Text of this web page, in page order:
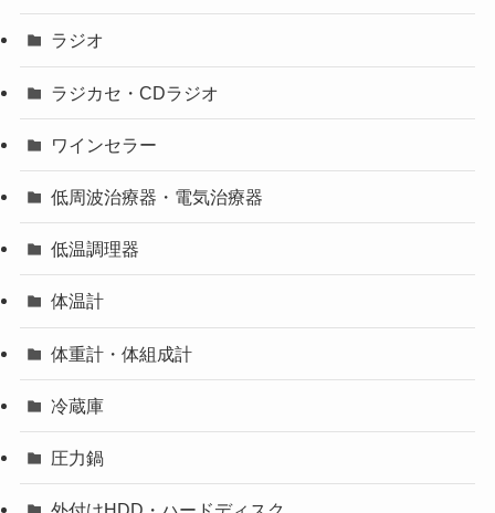
ラジオ
ラジカセ・CDラジオ
ワインセラー
低周波治療器・電気治療器
低温調理器
体温計
体重計・体組成計
冷蔵庫
圧力鍋